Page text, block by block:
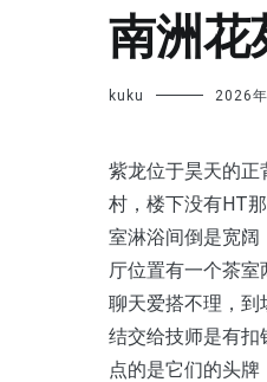
南洲
kuku 2026
紫龙位于昊天的正
村，楼下没有HT
室淋浴间倒是宽阔
厅位置有一个茶
聊天爱搭不理，到
结交给技师是有扣
点的是它们的头